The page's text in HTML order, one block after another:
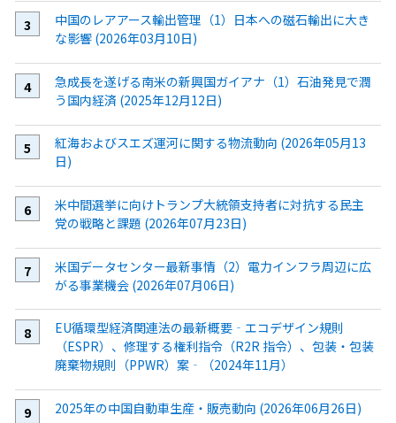
中国のレアアース輸出管理（1）日本への磁石輸出に大き
な影響 (2026年03月10日)
急成長を遂げる南米の新興国ガイアナ（1）石油発見で潤
う国内経済 (2025年12月12日)
紅海およびスエズ運河に関する物流動向 (2026年05月13
日)
米中間選挙に向けトランプ大統領支持者に対抗する民主
党の戦略と課題 (2026年07月23日)
米国データセンター最新事情（2）電力インフラ周辺に広
がる事業機会 (2026年07月06日)
EU循環型経済関連法の最新概要‐エコデザイン規則
（ESPR）、修理する権利指令（R2R 指令）、包装・包装
廃棄物規則（PPWR）案‐（2024年11月）
2025年の中国自動車生産・販売動向 (2026年06月26日)